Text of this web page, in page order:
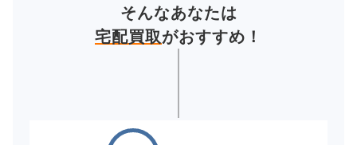
そんなあなたは
宅配買取がおすすめ！